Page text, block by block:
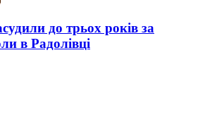
до трьох років за
в Радолівці